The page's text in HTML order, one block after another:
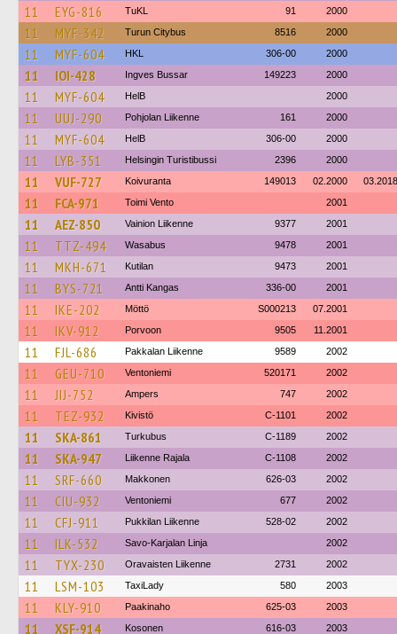
11 EYG-816 TuKL 91 2000
11 MYF-342 Turun Citybus 8516 2000
11 MYF-604 HKL 306-00 2000
11 IOI-428 Ingves Bussar 149223 2000
11 MYF-604 HelB 2000
11 UUJ-290 Pohjolan Liikenne 161 2000
11 MYF-604 HelB 306-00 2000
11 LYB-351 Helsingin Turistibussi 2396 2000
11 VUF-727 Koivuranta 149013 02.2000 03.2018
11 FCA-971 Toimi Vento 2001
11 AEZ-850 Vainion Liikenne 9377 2001
11 TTZ-494 Wasabus 9478 2001
11 MKH-671 Kutilan 9473 2001
11 BYS-721 Antti Kangas 336-00 2001
11 IKE-202 Möttö S000213 07.2001
11 IKV-912 Porvoon 9505 11.2001
11 FJL-686 Pakkalan Liikenne 9589 2002
11 GEU-710 Ventoniemi 520171 2002
11 JIJ-752 Ampers 747 2002
11 TEZ-932 Kivistö C-1101 2002
11 SKA-861 Turkubus C-1189 2002
11 SKA-947 Liikenne Rajala C-1108 2002
11 SRF-660 Makkonen 626-03 2002
11 CIU-932 Ventoniemi 677 2002
11 CFJ-911 Pukkilan Liikenne 528-02 2002
11 ILK-532 Savo-Karjalan Linja 2002
11 TYX-230 Oravaisten Liikenne 2731 2002
11 LSM-103 TaxiLady 580 2003
11 KLY-910 Paakinaho 625-03 2003
11 XSF-914 Kosonen 616-03 2003